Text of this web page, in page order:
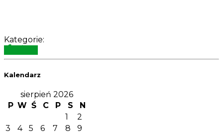
Kategorie:
Kalendarz
sierpień 2026
P W Ś C P S
N
1
2
3
4 5 6 7 8
9